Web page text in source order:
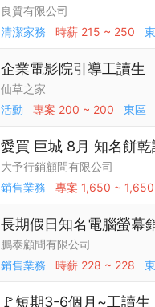
良質有限公司
清潔家務
時薪 215 ~ 250
企業電影院引導工讀生
仙草之家
活動
專案 200 ~ 200 東區
愛買 巨城 8月 知名餅
大予行銷顧問有限公司
銷售業務
專案 1,650 ~ 1,650
長期假日知名電腦螢幕
鵬泰顧問有限公司
銷售業務
時薪 228 ~ 228
🚩短期3-6個月~工讀生